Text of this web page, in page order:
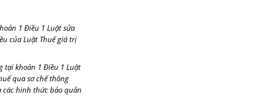
1 Điều 1 Luật sửa
của Luật Thuế giá trị
tại khoản 1 Điều 1 Luật
qua sơ chế thông
các hình thức bảo quản